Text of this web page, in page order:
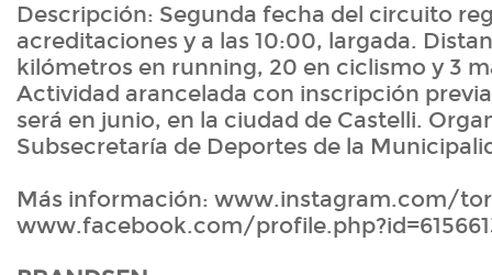
Descripción: Segunda fecha del circuito
acreditaciones y a las 10:00, largada.
kilómetros en running, 20 en ciclismo y 3
Actividad arancelada con inscripción
será en junio, en la ciudad de Castelli.
Subsecretaría de Deportes de la
Más información: www.instagram.com/
www.facebook.com/